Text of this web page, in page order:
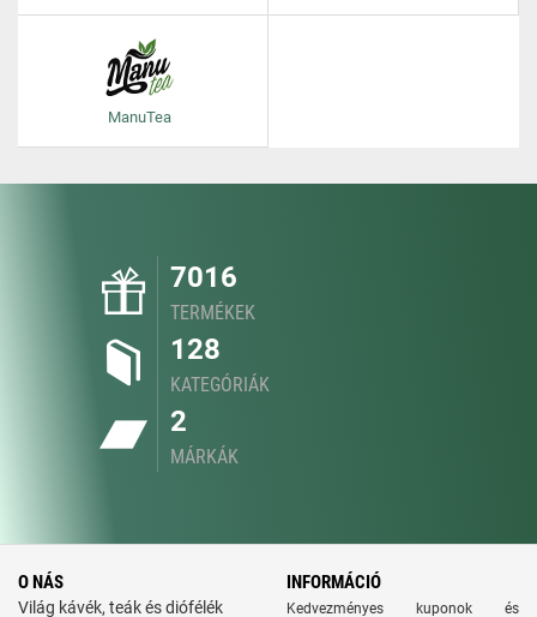
ManuTea
7016
TERMÉKEK
128
KATEGÓRIÁK
2
MÁRKÁK
O NÁS
Világ kávék, teák és diófélék
INFORMÁCIÓ
Kedvezményes kuponok és